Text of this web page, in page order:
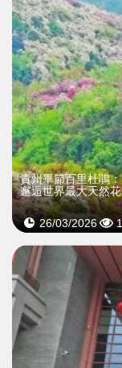
貴州畢節百里杜鵑
邂逅世界最大天然
26/03/2026